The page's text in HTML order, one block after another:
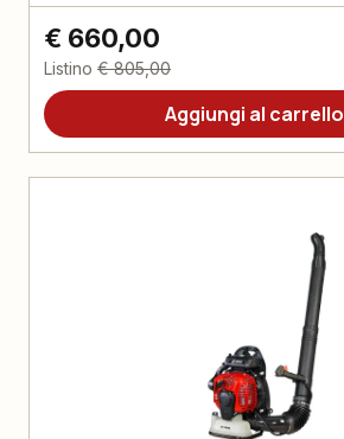
€ 660,00
Listino € 805,00
Aggiungi al carrello